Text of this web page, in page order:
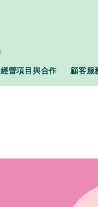
經營項目與合作 顧客服